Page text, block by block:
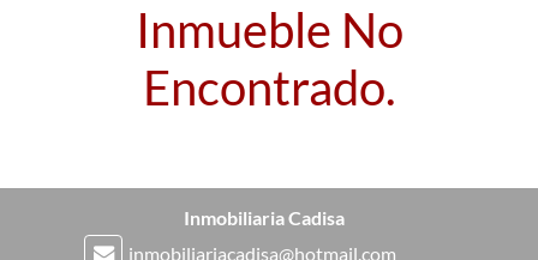
Inmueble No
Encontrado.
Inmobiliaria Cadisa
inmobiliariacadisa@hotmail.com